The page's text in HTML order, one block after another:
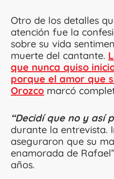
Otro de los detalles
atención fue la
sobre su vida
muerte del cantante.
que nunca quiso
porque el amor que
Orozco marcó
“Decidí que no y así
durante la entrevista.
aseguraron que su
enamorada de
años.